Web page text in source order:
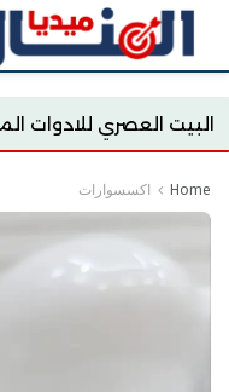
للادوات المنزليه
Home اكسسوارات